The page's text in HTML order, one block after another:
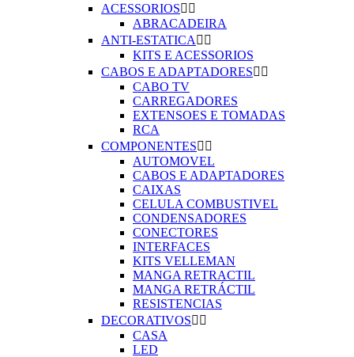
ACESSORIOS 
ABRACADEIRA
ANTI-ESTATICA  
KITS E ACESSORIOS
CABOS E ADAPTADORES 
CABO TV
CARREGADORES
EXTENSOES E TOMADAS
RCA
COMPONENTES 
AUTOMOVEL
CABOS E ADAPTADORES
CAIXAS
CELULA COMBUSTIVEL
CONDENSADORES
CONECTORES
INTERFACES
KITS VELLEMAN
MANGA RETRACTIL
MANGA RETRÁCTIL
RESISTENCIAS
DECORATIVOS 
CASA
LED